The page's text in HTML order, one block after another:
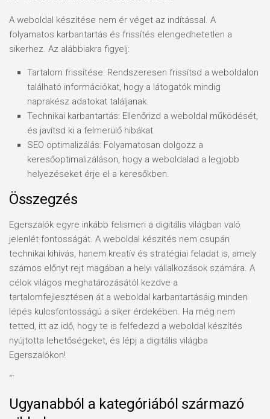
A weboldal készítése nem ér véget az indítással. A
folyamatos karbantartás és frissítés elengedhetetlen a
sikerhez. Az alábbiakra figyelj:
Tartalom frissítése: Rendszeresen frissítsd a weboldalon
található információkat, hogy a látogatók mindig
naprakész adatokat találjanak.
Technikai karbantartás: Ellenőrizd a weboldal működését,
és javítsd ki a felmerülő hibákat.
SEO optimalizálás: Folyamatosan dolgozz a
keresőoptimalizáláson, hogy a weboldalad a legjobb
helyezéseket érje el a keresőkben.
Összegzés
Egerszalók egyre inkább felismeri a digitális világban való
jelenlét fontosságát. A weboldal készítés nem csupán
technikai kihívás, hanem kreatív és stratégiai feladat is, amely
számos előnyt rejt magában a helyi vállalkozások számára. A
célok világos meghatározásától kezdve a
tartalomfejlesztésen át a weboldal karbantartásáig minden
lépés kulcsfontosságú a siker érdekében. Ha még nem
tetted, itt az idő, hogy te is felfedezd a weboldal készítés
nyújtotta lehetőségeket, és lépj a digitális világba
Egerszalókon!
“`
Ugyanabból a kategóriából származó